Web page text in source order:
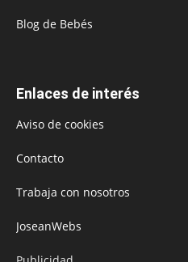
Blog de Bebés
Enlaces de interés
Aviso de cookies
Contacto
Trabaja con nosotros
JoseanWebs